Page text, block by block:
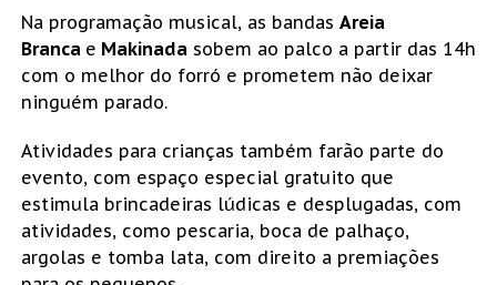
Na programação musical, as bandas Areia
Branca e Makinada sobem ao palco a partir das 14h
com o melhor do forró e prometem não deixar
ninguém parado.
Atividades para crianças também farão parte do
evento, com espaço especial gratuito que
estimula brincadeiras lúdicas e desplugadas, com
atividades, como pescaria, boca de palhaço,
argolas e tomba lata, com direito a premiações